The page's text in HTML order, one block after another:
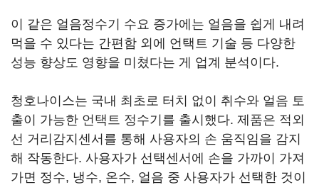
이 같은 얼음정수기 수요 증가에는 얼음을 쉽게 내려
먹을 수 있다는 간편함 외에 언택트 기술 등 다양한
성능 향상도 영향을 미쳤다는 게 업계 분석이다.
청호나이스는 국내 최초로 터치 없이 취수와 얼음 토
출이 가능한 언택트 정수기를 출시했다. 제품은 적외
선 거리감지센서를 통해 사용자의 손 움직임을 감지
해 작동한다. 사용자가 선택센서에 손을 가까이 가져
가면 정수, 냉수, 온수, 얼음 중 사용자가 선택한 것이